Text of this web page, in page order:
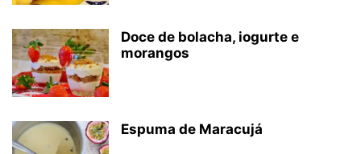
Doce de bolacha, iogurte e
morangos
Espuma de Maracujá